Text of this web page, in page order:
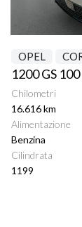
OPEL
1200 GS
Chilometri
16.616 km
Alimentazione
Benzina
Cilindrata
1199